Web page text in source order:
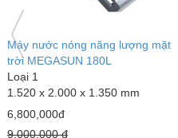
Gạch trang trí 600x1200 HS
INDIAL - 0109